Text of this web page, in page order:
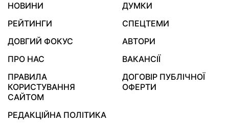
НОВИНИ
ДУМКИ
РЕЙТИНГИ
СПЕЦТЕМИ
ДОВГИЙ ФОКУС
АВТОРИ
ПРО НАС
ВАКАНСІЇ
ПРАВИЛА
КОРИСТУВАННЯ
САЙТОМ
ДОГОВІР ПУБЛІЧНОЇ
ОФЕРТИ
РЕДАКЦІЙНА ПОЛІТИКА